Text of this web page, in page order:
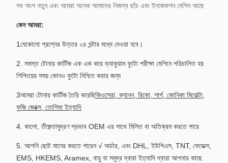
সব অংশ নতুন এবং আমরা অনেক আমাদের নিজস্ব ছাঁচ এবং ইনজেকশন মেশিন আছে
কেন আমরা:
1যেকোনো প্রশ্নের উত্তর ২৪ ঘন্টার মধ্যে দেওয়া হবে।
2. সমস্ত টোনার কার্টিজ এক এক করে ভ্যাকুয়াম ফুটো পরীক্ষা মেশিনে পরিচালিত হয়
শিপিংয়ের সময় কোনও ফুটো নিশ্চিত করার জন্য
3আমরা টোনার কার্টিজ তৈরি করেছিকিওসেরা, ক্যানন, রিকো, শার্প, কোনিকা মিনোল্টা,
ফুজি জেরক্স, তোশিবা ইত্যাদি
4. কালো, তীক্ষ্ণতামুদ্রণ প্রভাব OEM এর সাথে মিলিত বা অতিক্রম করতে পারে
5. আপনি ছোট মানের করতে পারেন √ অর্ডার, এবং DHL, ইউপিএস, TNT, ফেডেক্স,
EMS, HKEMS, Aramex, বায়ু বা সমুদ্র দ্বারা ইত্যাদি দ্বারা আপনার কাছে